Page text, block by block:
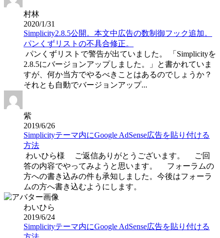
村林
2020/1/31
Simplicity2.8.5公開。本文中広告の数制御フック追加。
パンくずリストの不具合修正。
パンくずリストで警告が出ていました。 「Simplicityを
2.8.5にバージョンアップしました。」と書かれていま
すが、何か当方でやるべきことはあるのでしょうか？
それとも自動でバージョンアップ...
紫
2019/6/26
Simplicityテーマ内にGoogle AdSense広告を貼り付ける
方法
わいひら様 ご返信ありがとうございます。 ご回
答の内容でやってみようと思います。 フォーラムの
方への書き込みの件も承知しました。今後はフォーラ
ムの方へ書き込むようにします。
わいひら
2019/6/24
Simplicityテーマ内にGoogle AdSense広告を貼り付ける